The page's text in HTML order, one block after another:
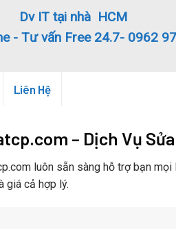
Dv IT tại nhà HCM
- Tư vấn Free 24.7- 0962
Liên Hệ
– Dịch Vụ
luôn sẵn sàng hỗ trợ bạn
giá cả hợp lý.